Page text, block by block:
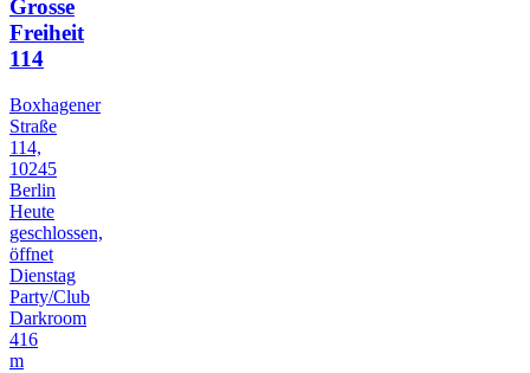
Grosse
Freiheit
114
Boxhagener
Straße
114,
10245
Berlin
Heute
geschlossen,
öffnet
Dienstag
Party/Club
Darkroom
416
m